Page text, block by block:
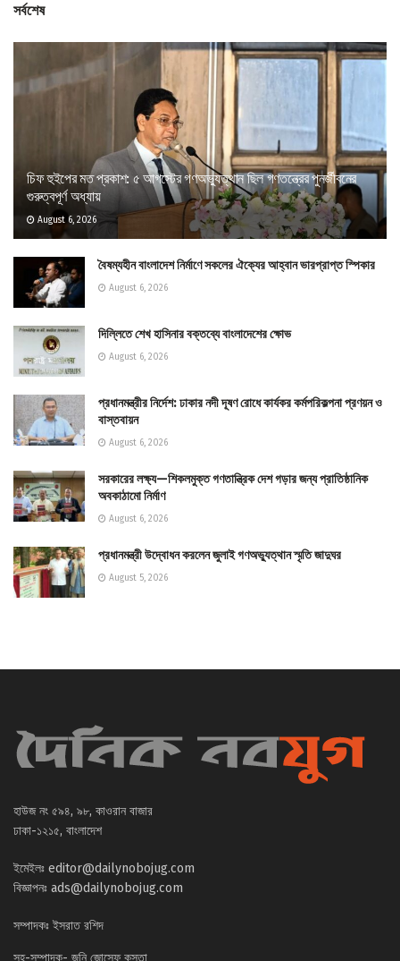
সর্বশেষ
চিফ হুইপের মত প্রকাশ: ৫ আগস্টের গণঅভ্যুত্থান ছিল গণতন্ত্রের পুনর্জীবনের
গুরুত্বপূর্ণ অধ্যায়
August 6, 2026
বৈষম্যহীন বাংলাদেশ নির্মাণে সকলের ঐক্যের আহ্বান ভারপ্রাপ্ত স্পিকার
August 6, 2026
দিল্লিতে শেখ হাসিনার বক্তব্যে বাংলাদেশের ক্ষোভ
August 6, 2026
প্রধানমন্ত্রীর নির্দেশ: ঢাকার নদী দূষণ রোধে কার্যকর কর্মপরিকল্পনা প্রণয়ন ও
বাস্তবায়ন
August 6, 2026
সরকারের লক্ষ্য—শিকলমুক্ত গণতান্ত্রিক দেশ গড়ার জন্য প্রাতিষ্ঠানিক
অবকাঠামো নির্মাণ
August 6, 2026
প্রধানমন্ত্রী উদ্বোধন করলেন জুলাই গণঅভ্যুত্থান স্মৃতি জাদুঘর
August 5, 2026
হাউজ নং ৫৯৪, ৯৮, কাওরান বাজার
ঢাকা-১২১৫, বাংলাদেশ
ইমেইলঃ editor@dailynobojug.com
বিজ্ঞাপনঃ ads@dailynobojug.com
সম্পাদকঃ ইসরাত রশিদ